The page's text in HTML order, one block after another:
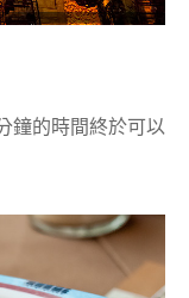
鐘的時間終於可以